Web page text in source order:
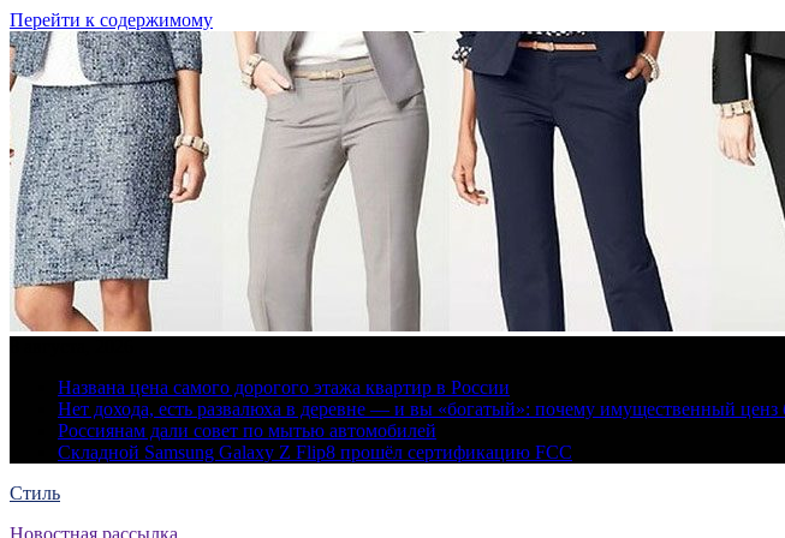
Перейти к содержимому
Названа цена самого дорогого этажа квартир в России
Нет дохода, есть развалюха в деревне — и вы «богатый»: почему имущественный
Россиянам дали совет по мытью автомобилей
Складной Samsung Galaxy Z Flip8 прошёл сертификацию FCC
Стиль
Новостная рассылка